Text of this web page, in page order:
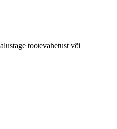
tootevahetust või